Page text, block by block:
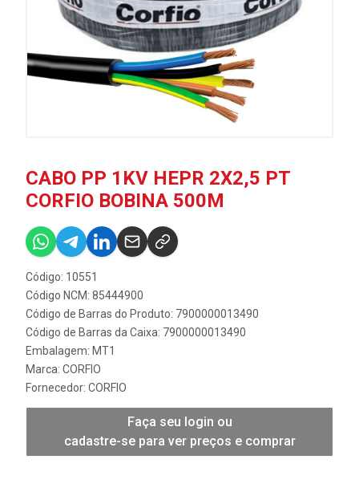
CABO PP 1KV HEPR 2X2,5 PT
CORFIO BOBINA 500M
Código: 10551
Código NCM: 85444900
Código de Barras do Produto: 7900000013490
Código de Barras da Caixa: 7900000013490
Embalagem: MT1
Marca: CORFIO
Fornecedor: CORFIO
Faça seu login ou
cadastre-se para ver preços e comprar